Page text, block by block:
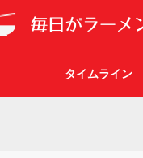
タイムライン